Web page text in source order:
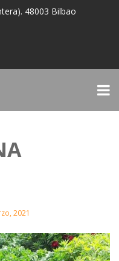
48003 Bilbao
2021